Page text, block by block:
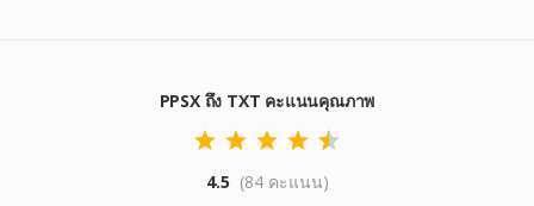
PPSX ถึง TXT คะแนนคุณภาพ
4.5 (84 คะแนน)